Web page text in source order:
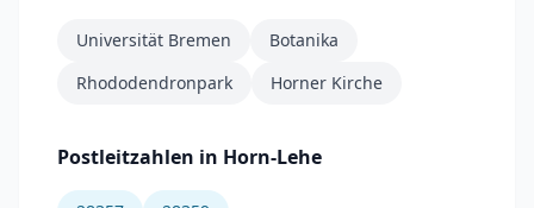
Universität Bremen
Botanika
Rhododendronpark
Horner Kirche
Postleitzahlen in Horn-Lehe